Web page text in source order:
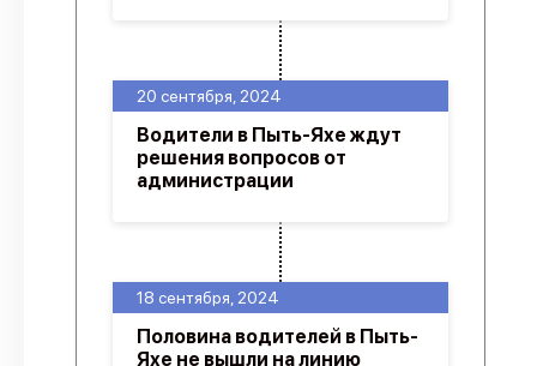
18 сентября, 2024
Половина водителей в Пыть-
Яхе не вышли на линию
20 сентября, 2024
Водители в Пыть-Яхе ждут
решения вопросов от
администрации